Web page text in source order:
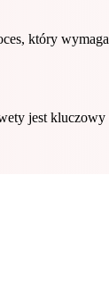
który
jest